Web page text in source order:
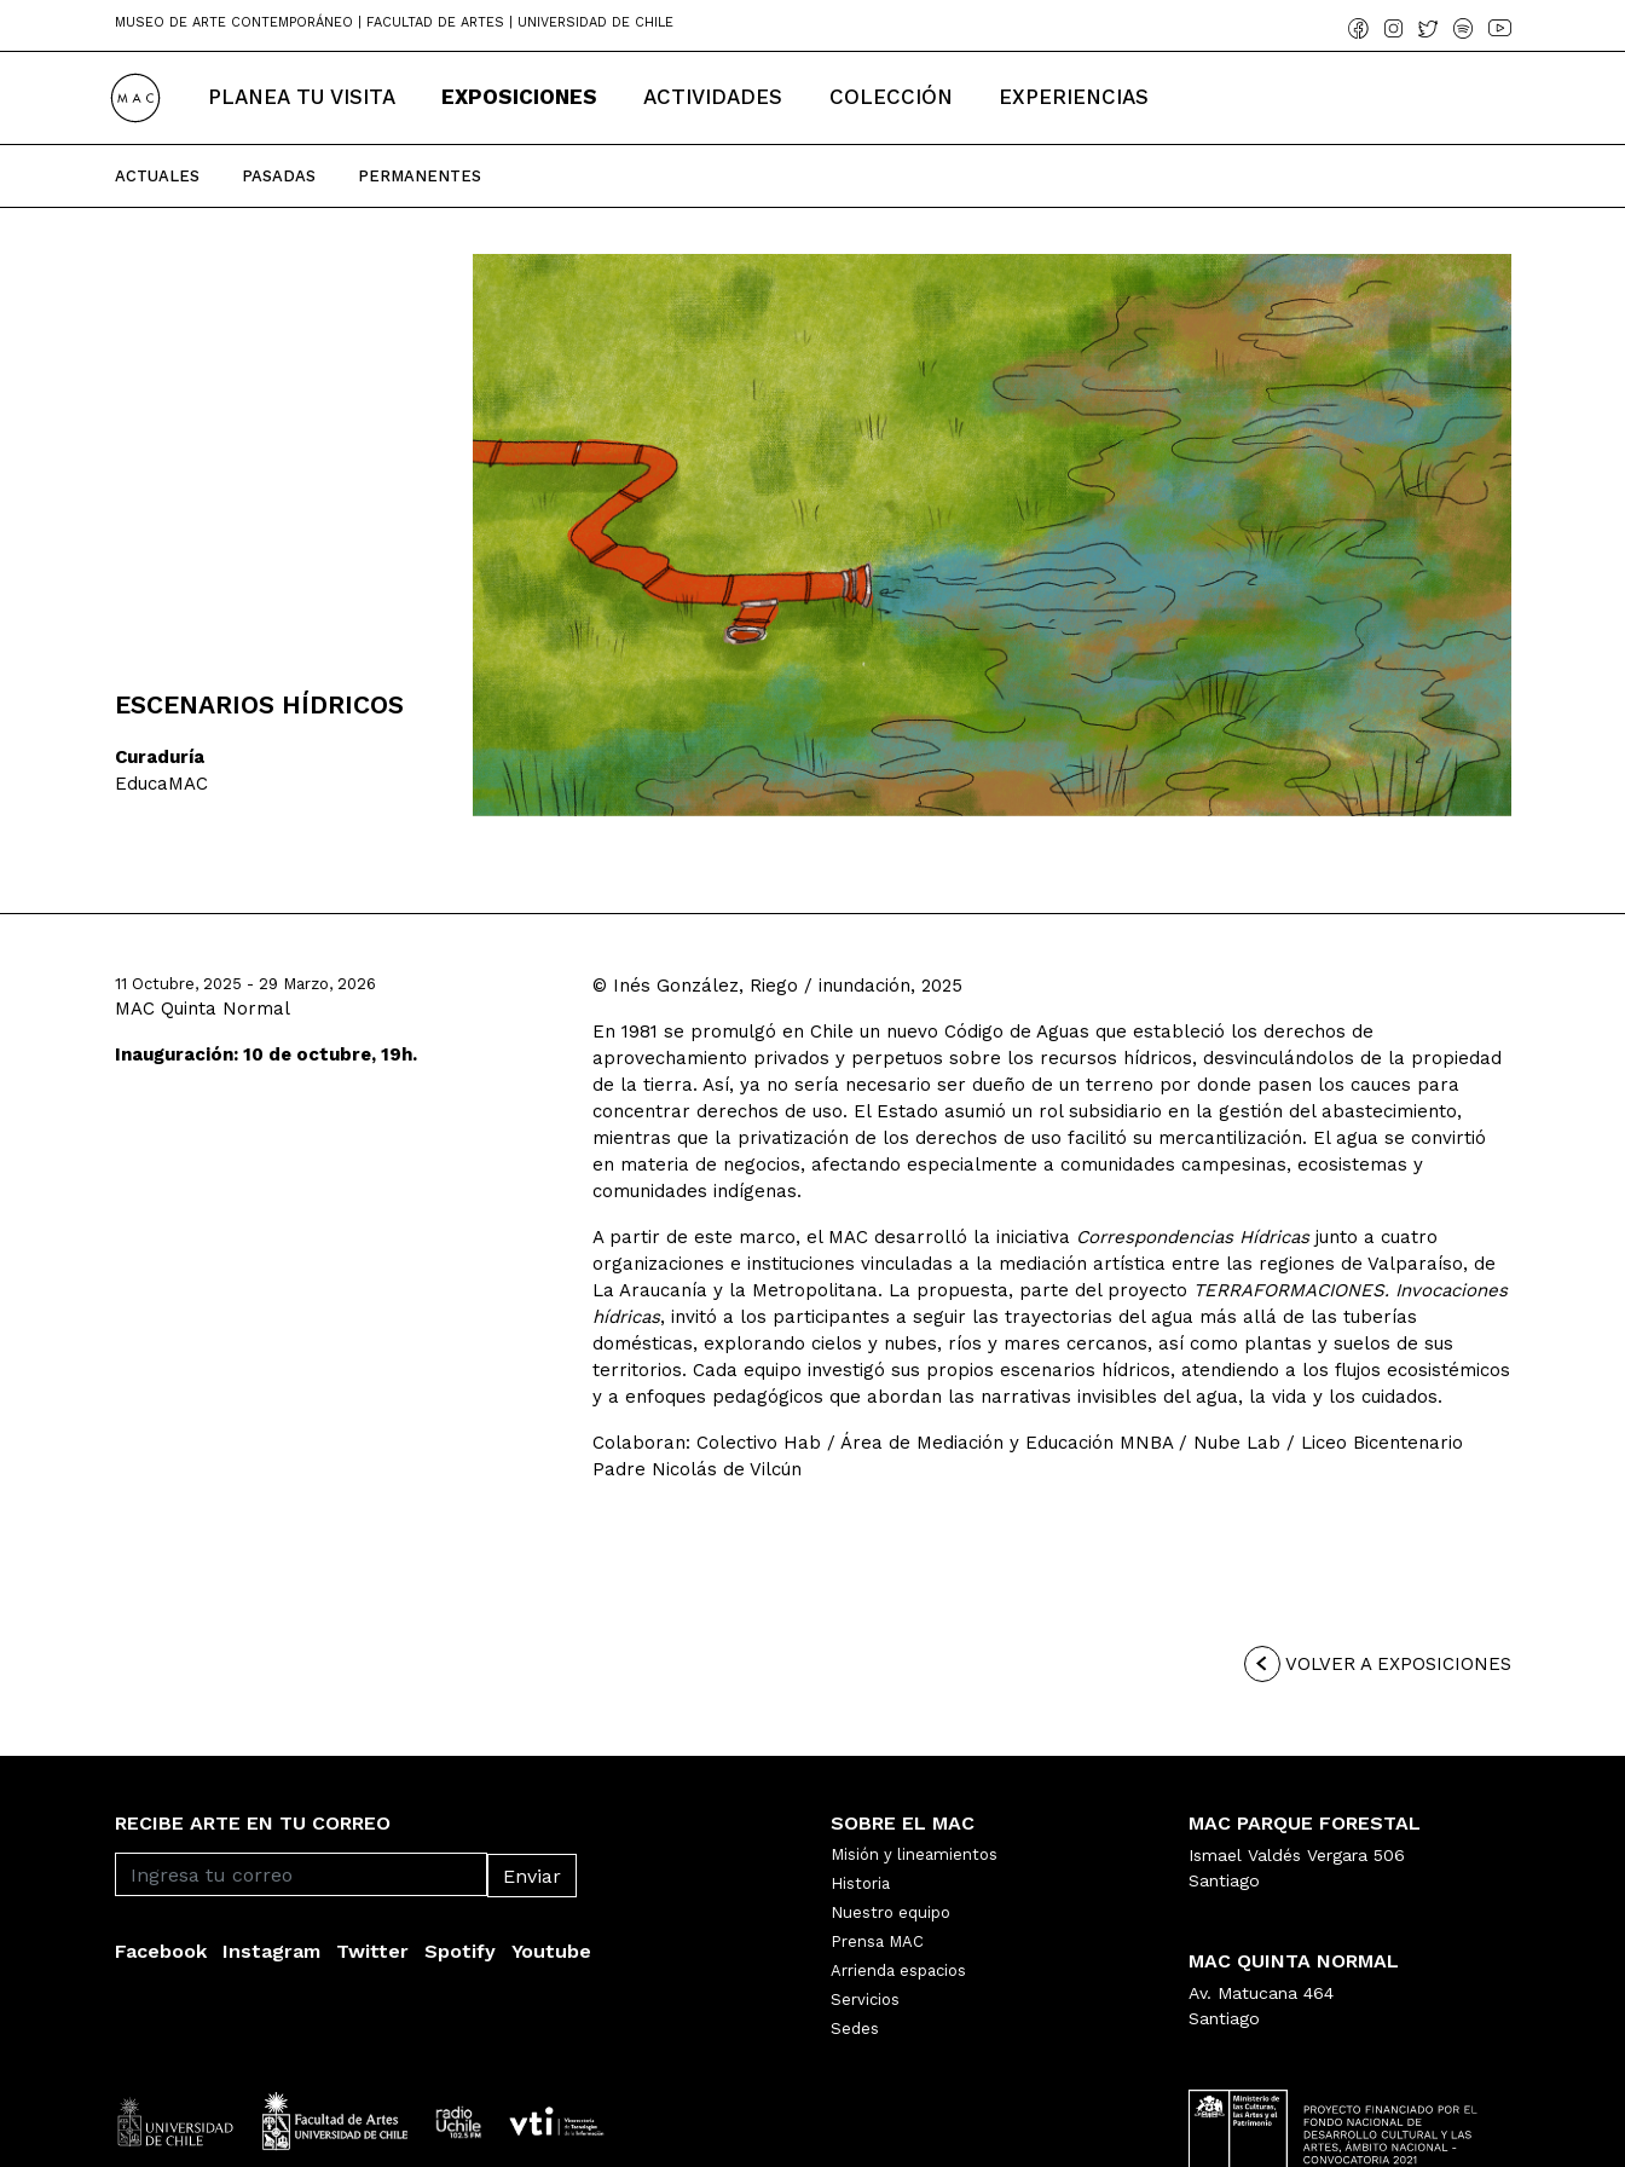
MUSEO DE ARTE CONTEMPORÁNEO | FACULTAD DE ARTES | UNIVERSIDAD DE CHILE
PLANEA TU VISITA EXPOSICIONES ACTIVIDADES COLECCIÓN EXPERIENCIAS
ACTUALES PASADAS PERMANENTES
ESCENARIOS HÍDRICOS
Curaduría
EducaMAC
11 Octubre, 2025 - 29 Marzo, 2026
MAC Quinta Normal
Inauguración: 10 de octubre, 19h.
© Inés González, Riego / inundación, 2025
En 1981 se promulgó en Chile un nuevo Código de Aguas que estableció los derechos de
aprovechamiento privados y perpetuos sobre los recursos hídricos, desvinculándolos de la propiedad
de la tierra. Así, ya no sería necesario ser dueño de un terreno por donde pasen los cauces para
concentrar derechos de uso. El Estado asumió un rol subsidiario en la gestión del abastecimiento,
mientras que la privatización de los derechos de uso facilitó su mercantilización. El agua se convirtió
en materia de negocios, afectando especialmente a comunidades campesinas, ecosistemas y
comunidades indígenas.
A partir de este marco, el MAC desarrolló la iniciativa Correspondencias Hídricasjunto a cuatro
organizaciones e instituciones vinculadas a la mediación artística entre las regiones de Valparaíso, de
La Araucanía y la Metropolitana. La propuesta, parte del proyecto TERRAFORMACIONES. Invocaciones
hídricas, invitó a los participantes a seguir las trayectorias del agua más allá de las tuberías
domésticas, explorando cielos y nubes, ríos y mares cercanos, así como plantas y suelos de sus
territorios. Cada equipo investigó sus propios escenarios hídricos, atendiendo a los flujos ecosistémicos
y a enfoques pedagógicos que abordan las narrativas invisibles del agua, la vida y los cuidados.
Colaboran: Colectivo Hab / Área de Mediación y Educación MNBA / Nube Lab / Liceo Bicentenario
Padre Nicolás de Vilcún
VOLVER A EXPOSICIONES
RECIBE ARTE EN TU CORREO
Facebook Instagram Twitter Spotify Youtube
SOBRE EL MAC
Misión y lineamientos
Historia
Nuestro equipo
Prensa MAC
Arrienda espacios
Servicios
Sedes
MAC PARQUE FORESTAL
Ismael Valdés Vergara 506
Santiago
MAC QUINTA NORMAL
Av. Matucana 464
Santiago